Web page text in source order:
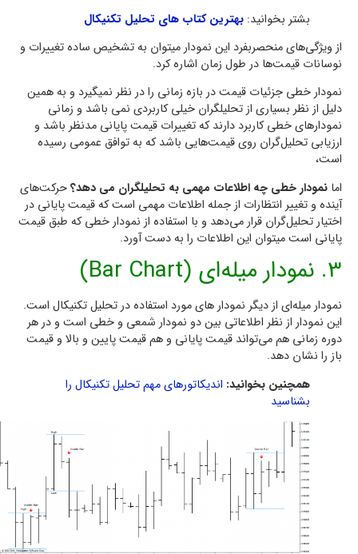
بشتر بخوانید:بهترین کتاب های تحلیل تکنیکال
از ویژگی‌های منحصربفرد این نمودار میتوان به تشخیص ساده تغییرات و
نوسانات قیمت‌ها در طول زمان اشاره کرد.
نمودار خطی جزئیات قیمت در بازه زمانی را در نظر نمیگیرد و به همین
دلیل از نظر بسیاری از تحلیلگران خیلی کاربردی نمی باشد و زمانی
نمودارهای خطی کاربرد دارند که تغییرات قیمت پایانی مدنظر باشد و
ارزیابی تحلیل‌گران روی قیمت‌هایی باشد که به توافق عمومی رسیده
است،
نمودار خطی چه اطلاعات مهمی به تحلیلگران می دهد؟حرکت‌های
آینده و تغییر انتظارات از جمله اطلاعات مهمی است که قیمت پایانی در
اختیار تحلیل‌گران قرار می‌دهد و با استفاده از نمودار خطی که طبق قیمت
پایانی است میتوان این اطلاعات را به دست آورد.
نمودار میله‌ای از دیگر نمودار های مورد استفاده در تحلیل تکنیکال است.
این نمودار از نظر اطلاعاتی بین دو نمودار شمعی و خطی است و در هر
دوره زمانی هم می‌تواند قیمت پایانی و هم قیمت پایین و بالا و قیمت
باز را نشان دهد.
همچنین بخوانید:اندیکاتورهای مهم تحلیل تکنیکال را
بشناسید